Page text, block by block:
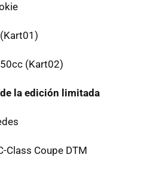
(Kart02)
la edición limitada
Class Coupe DTM